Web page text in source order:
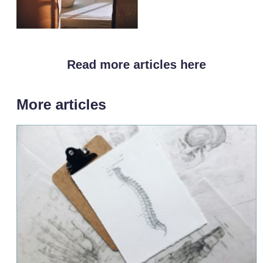
Read more articles here
More articles